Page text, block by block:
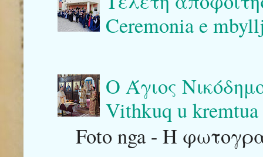
Ceremonia e
Ο Άγιος
Vithkuq u
Foto nga - Η